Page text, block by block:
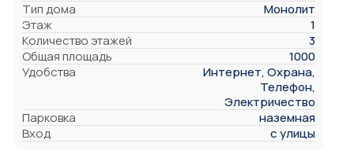
Тип дома
Монолит
Этаж
1
Количество этажей
3
Общая площадь
1000
Удобства
Интернет, Охрана,
Телефон,
Электричество
Парковка
наземная
Вход
с улицы